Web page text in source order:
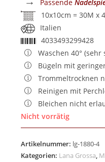
Passende
10x10cm = 30M x
Italien
4033493299428
Waschen 40° (sehr
Bügeln mit
Trommeltrocknen
Reinigen mit
Bleichen nicht
Nicht vorrätig
Artikelnummer: lg-1880-4
Kategorien: Lana Grossa,